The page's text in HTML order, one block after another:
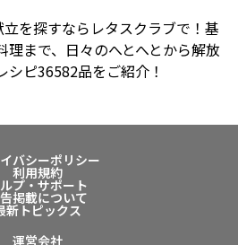
を探すならレタスクラブで！基
まで、日々のへとへとから解放
ピ36582品をご紹介！
バシーポリシー
利用規約
プ・サポート
掲載について
新トピックス
運営会社